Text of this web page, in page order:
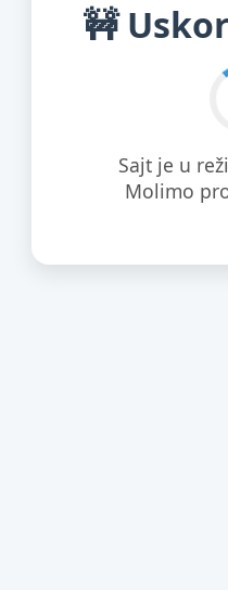
🚧
Sajt je u
Molimo